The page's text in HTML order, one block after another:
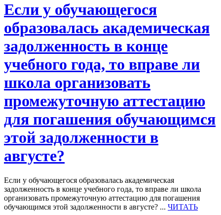
Если у обучающегося
образовалась академическая
задолженность в конце
учебного года, то вправе ли
школа организовать
промежуточную аттестацию
для погашения обучающимся
этой задолженности в
августе?
Если у обучающегося образовалась академическая
задолженность в конце учебного года, то вправе ли школа
организовать промежуточную аттестацию для погашения
обучающимся этой задолженности в августе? ... ЧИТАТЬ